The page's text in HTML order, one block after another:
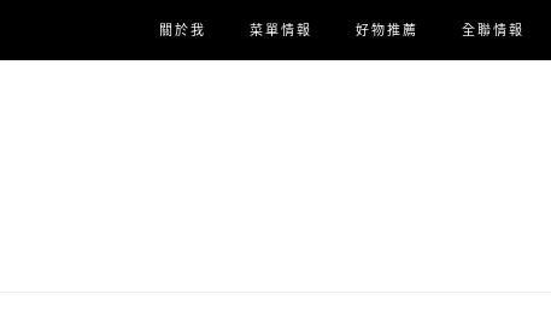
關於我 菜單情報 好物推薦 全聯情報